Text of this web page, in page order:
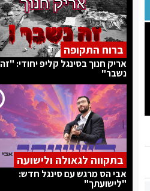
ברוח התקופה
אריק חנוך בסינגל קליפ יחודי: "זה
נשבר"
בתקווה לגאולה ולישועה
אבי הס מרגש עם סינגל חדש:
"לישועתך"